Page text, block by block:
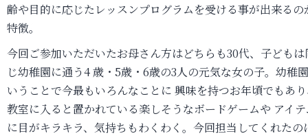
齢や目的に応じたレッスンプログラムを受ける事が出来るの
特徴。
今回ご参加いただいたお母さん方はどちらも30代、子どもは
じ幼稚園に通う4 歳・5歳・6歳の3人の元気な女の子。幼稚
いうことで今最もいろんなことに 興味を持つお年頃でもあ
教室に入ると置かれている楽しそうなボードゲームや アイ
に目がキラキラ、気持ちもわくわく。今回担当してくれたの